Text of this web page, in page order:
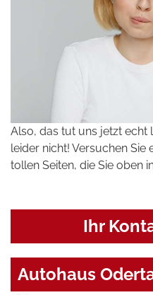
Also, das tut uns jetzt echt
leider nicht! Versuchen
tollen Seiten, die Sie oben
Ihr
Autohaus